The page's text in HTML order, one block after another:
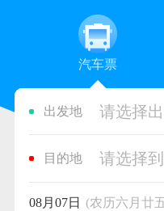
汽车票
出发地 请选择
目的地 请选择
08月07日 (农历六月廿